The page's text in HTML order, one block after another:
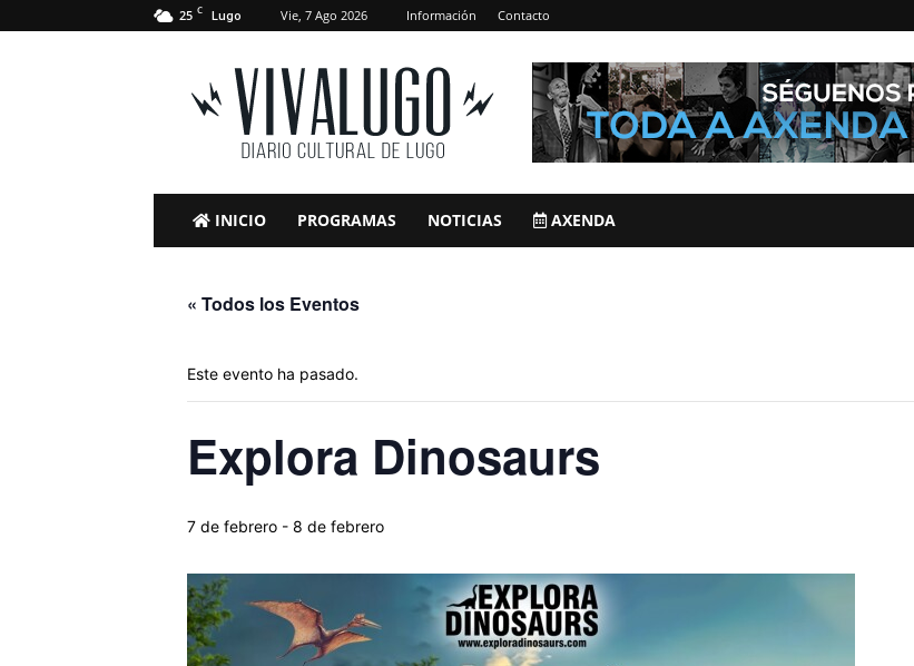
25 C Lugo Vie, 7 Ago 2026 Información Contacto
VivaLugo
INICIO PROGRAMAS NOTICIAS AXENDA
« Todos los Eventos
Este evento ha pasado.
Explora Dinosaurs
7 de febrero - 8 de febrero